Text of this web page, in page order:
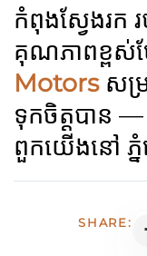
កំពុងស្វែងរក
គុណភាពខ្ពស់ម
Motorsសម្រ
ទុកចិត្តបាន
ពួកយើងនៅ ភ្នំ
SHARE: